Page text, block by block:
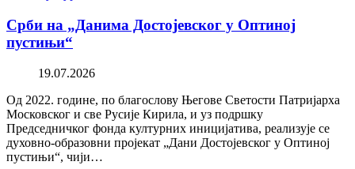
Срби на „Данима Достојевског у Оптиној
пустињи“
19.07.2026
Од 2022. године, по благослову Његове Светости Патријарха
Московског и све Русије Кирила, и уз подршку
Председничког фонда културних иницијатива, реализује се
духовно-образовни пројекат „Дани Достојевског у Оптиној
пустињи“, чији…